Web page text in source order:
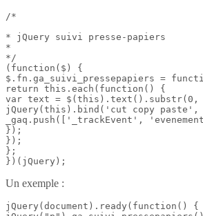
/*
* jQuery suivi presse-papiers
*
*/
(function($) {
$.fn.ga_suivi_pressepapiers =
return this.each(function() {
var text = $(this).text().substr(0,
jQuery(this).bind('cut copy paste',
_gaq.push(['_trackEvent',
});
});
};
})(jQuery);
Un exemple :
jQuery(document).ready(function() {